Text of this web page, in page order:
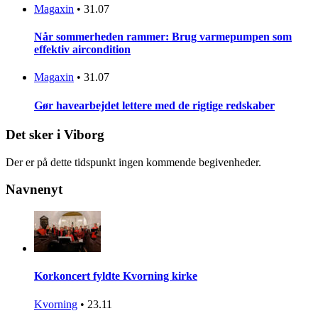
Magaxin • 31.07
Når sommerheden rammer: Brug varmepumpen som
effektiv aircondition
Magaxin • 31.07
Gør havearbejdet lettere med de rigtige redskaber
Det sker i Viborg
Der er på dette tidspunkt ingen kommende begivenheder.
Navnenyt
Korkoncert fyldte Kvorning kirke
Kvorning • 23.11